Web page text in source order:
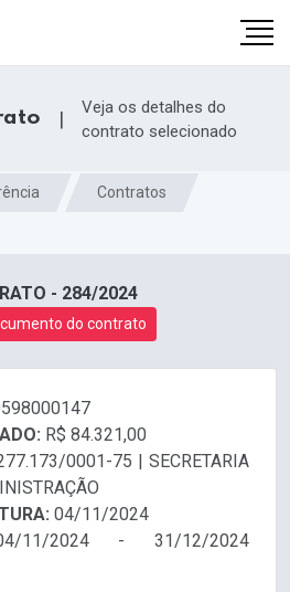
|
Veja os detalhes do
contrato selecionado
Contratos
- 284/2024
do contrato
R$ 84.321,00
0001-75 | SECRETARIA
04/11/2024
11/2024 - 31/12/2024